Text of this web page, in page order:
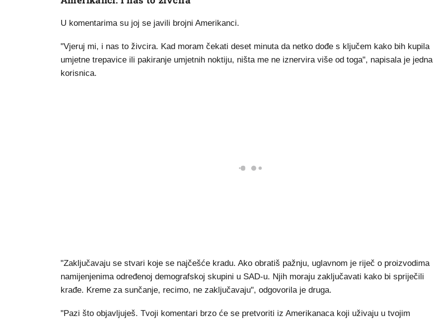
U komentarima su joj se javili brojni Amerikanci.
"Vjeruj mi, i nas to živcira. Kad moram čekati deset minuta da netko dođe s ključem kako bih kupila
umjetne trepavice ili pakiranje umjetnih noktiju, ništa me ne iznervira više od toga", napisala je jedna
korisnica.
"Zaključavaju se stvari koje se najčešće kradu. Ako obratiš pažnju, uglavnom je riječ o proizvodima
namijenjenima određenoj demografskoj skupini u SAD-u. Njih moraju zaključavati kako bi spriječili
krađe. Kreme za sunčanje, recimo, ne zaključavaju", odgovorila je druga.
"Pazi što objavljuješ. Tvoji komentari brzo će se pretvoriti iz Amerikanaca koji uživaju u tvojim